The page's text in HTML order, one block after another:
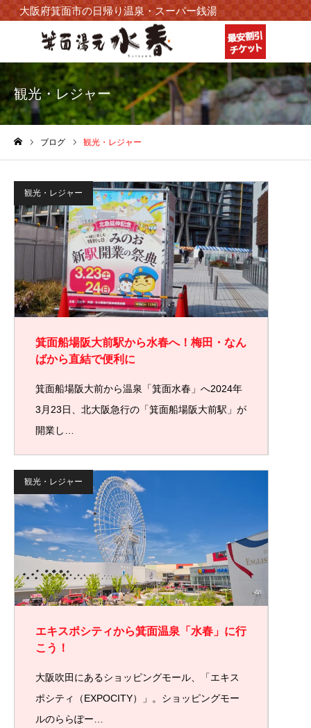
大阪府箕面市の日帰り温泉・スーパー銭湯
観光・レジャー
ブログ 観光・レジャー
観光・レジャー
箕面船場阪大前駅から水春へ！梅田・なん
ばから直結で便利に
箕面船場阪大前から温泉「箕面水春」へ2024年
3月23日、北大阪急行の「箕面船場阪大前駅」が
開業し…
観光・レジャー
エキスポシティから箕面温泉「水春」に行
こう！
大阪吹田にあるショッピングモール、「エキス
ポシティ（EXPOCITY）」。ショッピングモー
ルのららぽー…